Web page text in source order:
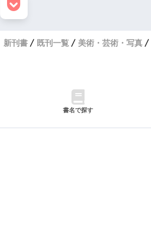
新刊書 既刊一覧 美術・芸術・写真
書名で探す